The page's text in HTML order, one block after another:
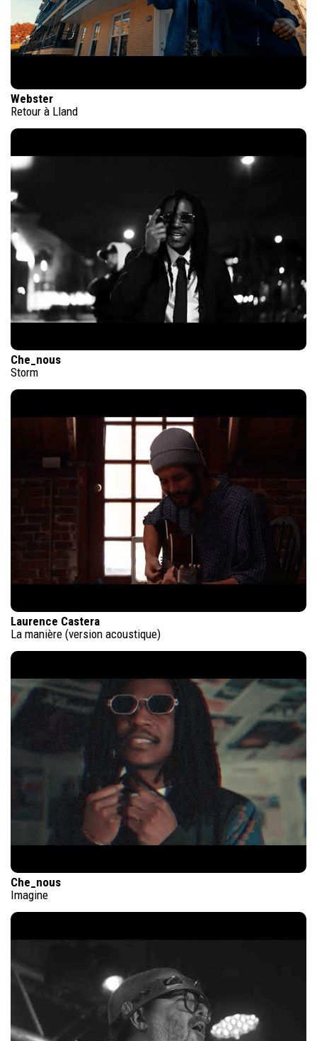
Webster
Retour à Lland
Che_nous
Storm
Laurence Castera
La manière (version acoustique)
Che_nous
Imagine